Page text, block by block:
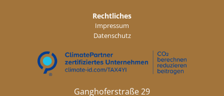
Rechtliches
Impressum
Datenschutz
Ganghoferstraße 29